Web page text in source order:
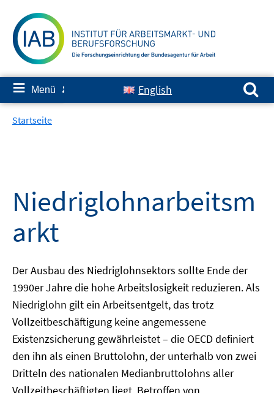
zum
Inhalt
≡ Menü ✘ English
Suchen nach:
Startseite
Niedriglohnarbeitsm
arkt
Der Ausbau des Niedriglohnsektors sollte Ende der
1990er Jahre die hohe Arbeitslosigkeit reduzieren. Als
Niedriglohn gilt ein Arbeitsentgelt, das trotz
Vollzeitbeschäftigung keine angemessene
Existenzsicherung gewährleistet – die OECD definiert
den ihn als einen Bruttolohn, der unterhalb von zwei
Dritteln des nationalen Medianbruttolohns aller